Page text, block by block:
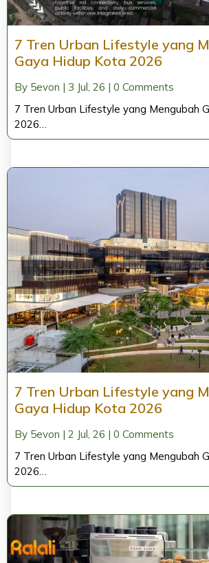
7 Tren Urban Lifestyle yang
Gaya Hidup Kota 2026
By 5evon | 3 Jul, 26 | 0 Comments
7 Tren Urban Lifestyle yang Mengubah
2026…
7 Tren Urban Lifestyle yang
Gaya Hidup Kota 2026
By 5evon | 2 Jul, 26 | 0 Comments
7 Tren Urban Lifestyle yang Mengubah
2026…